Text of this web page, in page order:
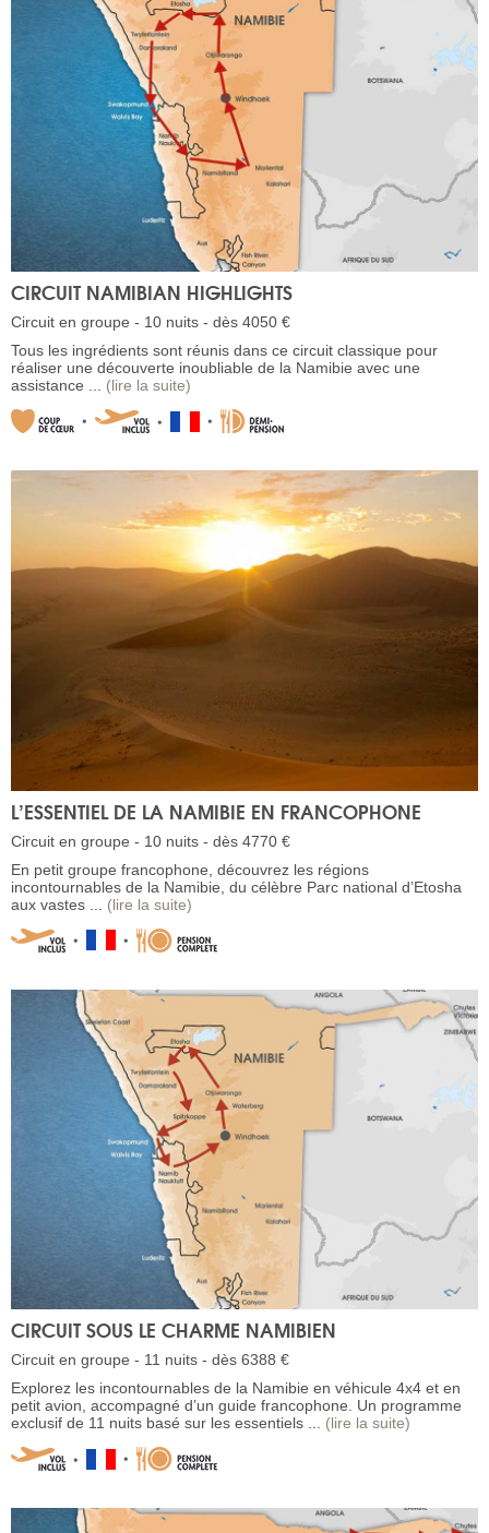
CIRCUIT NAMIBIAN HIGHLIGHTS
Circuit en groupe - 10 nuits - dès 4050 €
Tous les ingrédients sont réunis dans ce circuit classique pour
réaliser une découverte inoubliable de la Namibie avec une
assistance ... (lire la suite)
L’ESSENTIEL DE LA NAMIBIE EN FRANCOPHONE
Circuit en groupe - 10 nuits - dès 4770 €
En petit groupe francophone, découvrez les régions
incontournables de la Namibie, du célèbre Parc national d’Etosha
aux vastes ... (lire la suite)
CIRCUIT SOUS LE CHARME NAMIBIEN
Circuit en groupe - 11 nuits - dès 6388 €
Explorez les incontournables de la Namibie en véhicule 4x4 et en
petit avion, accompagné d’un guide francophone. Un programme
exclusif de 11 nuits basé sur les essentiels ... (lire la suite)